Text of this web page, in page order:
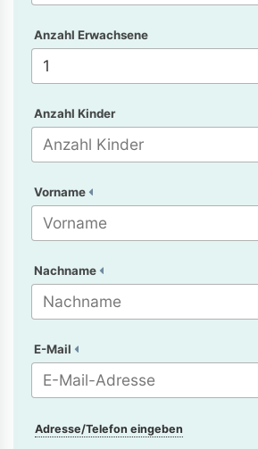
Anzahl Erwachsene
Anzahl Kinder
Vorname
Nachname
E-Mail
Adresse/Telefon eingeben